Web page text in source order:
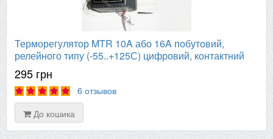
Терморегулятор MTR 10A або 16A побутовий,
релейного типу (-55..+125С) цифровий, контактний
295 грн
6 отзывов
До кошика